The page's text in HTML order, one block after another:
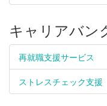
キャリアバン
再就職支援サービス
ストレスチェック支援